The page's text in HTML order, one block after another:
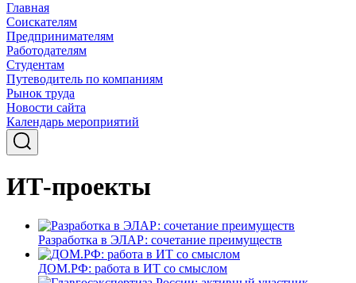
Главная
Соискателям
Предпринимателям
Работодателям
Студентам
Путеводитель по компаниям
Рынок труда
Новости сайта
Календарь мероприятий
ИТ-проекты
Разработка в ЭЛАР: сочетание преимуществ
ДОМ.РФ: работа в ИТ со смыслом